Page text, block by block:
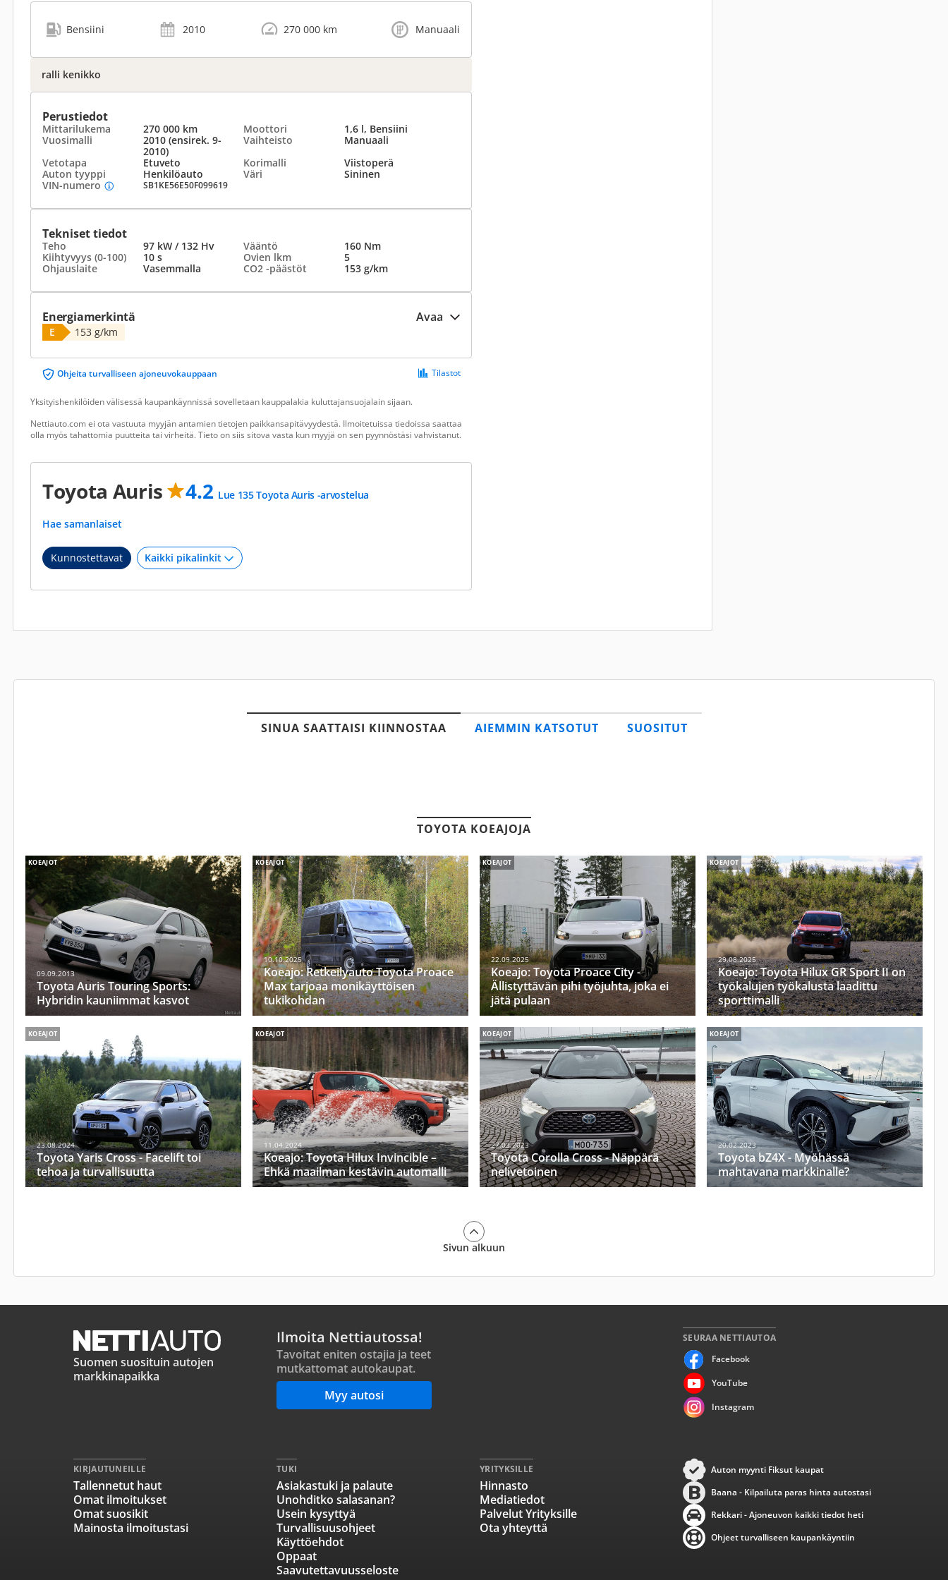
Bensiini 2010 270 000 km Manuaali
ralli kenikko
Perustiedot
Mittarilukema 270 000 km Moottori
1,6 l, Bensiini
Vuosimalli
2010 (ensirek. 9-
2010)
Vaihteisto
Manuaali
Vetotapa
Etuveto Korimalli
Viistoperä
Auton tyyppi
Henkilöauto Väri
Sininen
VIN-numero
SB1KE56E50F099619
Tekniset tiedot
Teho 97 kW / 132 Hv Vääntö
160 Nm
Kiihtyvyys (0-100)
10 s Ovien lkm
5
Ohjauslaite
Vasemmalla CO2 -päästöt 153 g/km
Energiamerkintä Avaa
E 153 g/km
Ohjeita turvalliseen ajoneuvokauppaan Tilastot
Yksityishenkilöiden välisessä kaupankäynnissä sovelletaan kauppalakia kuluttajansuojalain sijaan.
Nettiauto.com ei ota vastuuta myyjän antamien tietojen paikkansapitävyydestä. Ilmoitetuissa tiedoissa saattaa
olla myös tahattomia puutteita tai virheitä. Tieto on siis sitova vasta kun myyjä on sen pyynnöstäsi vahvistanut.
Toyota Auris 4.2 Lue 135 Toyota Auris -arvostelua
Hae samanlaiset
Kunnostettavat
SINUA SAATTAISI KIINNOSTAA AIEMMIN KATSOTUT SUOSITUT
TOYOTA KOEAJOJA
KOEAJOT
09.09.2013
Toyota Auris Touring Sports:
Hybridin kauniimmat kasvot
KOEAJOT
10.10.2025
Koeajo: Retkeilyauto Toyota Proace
Max tarjoaa monikäyttöisen
tukikohdan
KOEAJOT
22.09.2025
Koeajo: Toyota Proace City -
Ällistyttävän pihi työjuhta, joka ei
jätä pulaan
KOEAJOT
29.08.2025
Koeajo: Toyota Hilux GR Sport II on
työkalujen työkalusta laadittu
sporttimalli
KOEAJOT
23.08.2024
Toyota Yaris Cross - Facelift toi
tehoa ja turvallisuutta
KOEAJOT
11.04.2024
Koeajo: Toyota Hilux Invincible –
Ehkä maailman kestävin automalli
KOEAJOT
27.03.2023
Toyota Corolla Cross - Näppärä
nelivetoinen
KOEAJOT
20.02.2023
Toyota bZ4X - Myöhässä
mahtavana markkinalle?
Sivun alkuun
Suomen suosituin autojen
markkinapaikka
Ilmoita Nettiautossa!
Tavoitat eniten ostajia ja teet
mutkattomat autokaupat.
Myy autosi
SEURAA NETTIAUTOA
Facebook
YouTube
Instagram
KIRJAUTUNEILLE
Tallennetut haut
Omat ilmoitukset
Omat suosikit
Mainosta ilmoitustasi
TUKI
Asiakastuki ja palaute
Unohditko salasanan?
Usein kysyttyä
Turvallisuusohjeet
Käyttöehdot
Oppaat
Saavutettavuusseloste
YRITYKSILLE
Hinnasto
Mediatiedot
Palvelut Yrityksille
Ota yhteyttä
Auton myynti Fiksut kaupat
Baana - Kilpailuta paras hinta autostasi
Rekkari - Ajoneuvon kaikki tiedot heti
Ohjeet turvalliseen kaupankäyntiin